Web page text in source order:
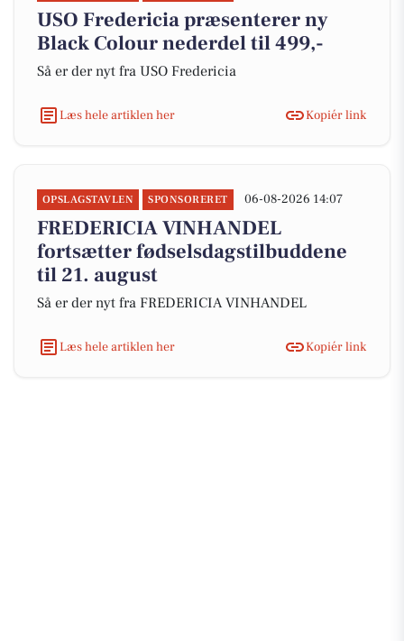
USO Fredericia præsenterer ny
Black Colour nederdel til 499,-
Så er der nyt fra USO Fredericia
Læs hele artiklen her Kopiér link
OPSLAGSTAVLEN SPONSORERET 06-08-2026 14:07
FREDERICIA VINHANDEL
fortsætter fødselsdagstilbuddene
til 21. august
Så er der nyt fra FREDERICIA VINHANDEL
Læs hele artiklen her Kopiér link